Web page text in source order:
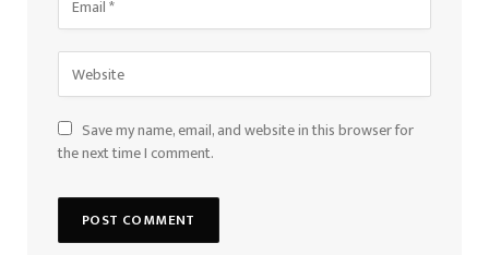
Save my name, email, and website in this browser for
the next time I comment.